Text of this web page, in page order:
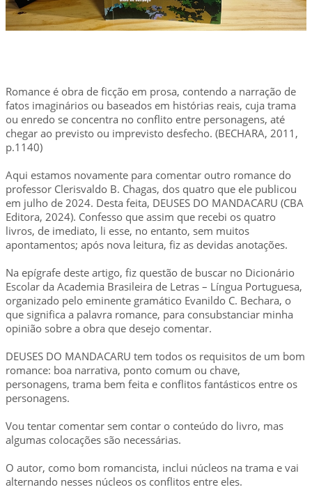
Romance é obra de ficção em prosa, contendo a narração de
fatos imaginários ou baseados em histórias reais, cuja trama
ou enredo se concentra no conflito entre personagens, até
chegar ao previsto ou imprevisto desfecho. (BECHARA, 2011,
p.1140)
Aqui estamos novamente para comentar outro romance do
professor Clerisvaldo B. Chagas, dos quatro que ele publicou
em julho de 2024. Desta feita, DEUSES DO MANDACARU (CBA
Editora, 2024). Confesso que assim que recebi os quatro
livros, de imediato, li esse, no entanto, sem muitos
apontamentos; após nova leitura, fiz as devidas anotações.
Na epígrafe deste artigo, fiz questão de buscar no Dicionário
Escolar da Academia Brasileira de Letras – Língua Portuguesa,
organizado pelo eminente gramático Evanildo C. Bechara, o
que significa a palavra romance, para consubstanciar minha
opinião sobre a obra que desejo comentar.
DEUSES DO MANDACARU tem todos os requisitos de um bom
romance: boa narrativa, ponto comum ou chave,
personagens, trama bem feita e conflitos fantásticos entre os
personagens.
Vou tentar comentar sem contar o conteúdo do livro, mas
algumas colocações são necessárias.
O autor, como bom romancista, inclui núcleos na trama e vai
alternando nesses núcleos os conflitos entre eles.